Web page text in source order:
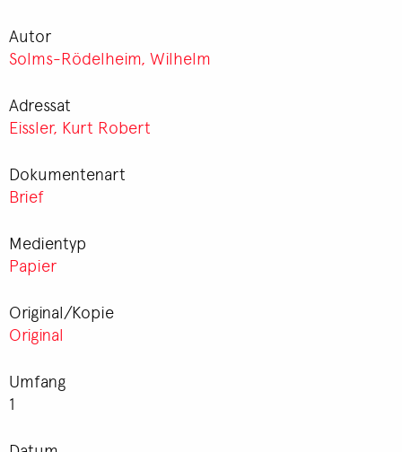
Autor
Solms-Rödelheim, Wilhelm
Adressat
Eissler, Kurt Robert
Dokumentenart
Brief
Medientyp
Papier
Original/Kopie
Original
Umfang
1